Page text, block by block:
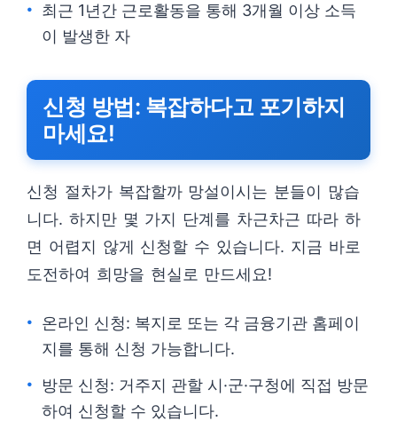
최근 1년간 근로활동을 통해 3개월 이상 소득
이 발생한 자
신청 방법: 복잡하다고 포기하지
마세요!
신청 절차가 복잡할까 망설이시는 분들이 많습
니다. 하지만 몇 가지 단계를 차근차근 따라 하
면 어렵지 않게 신청할 수 있습니다. 지금 바로
도전하여 희망을 현실로 만드세요!
온라인 신청: 복지로 또는 각 금융기관 홈페이
지를 통해 신청 가능합니다.
방문 신청: 거주지 관할 시·군·구청에 직접 방문
하여 신청할 수 있습니다.